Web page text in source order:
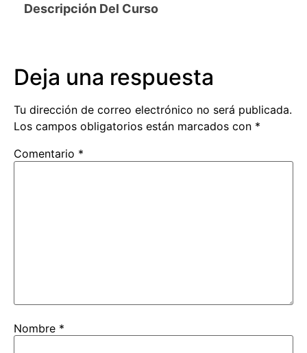
Descripción Del Curso
Deja una respuesta
Tu dirección de correo electrónico no será publicada.
Los campos obligatorios están marcados con *
Comentario *
Nombre *